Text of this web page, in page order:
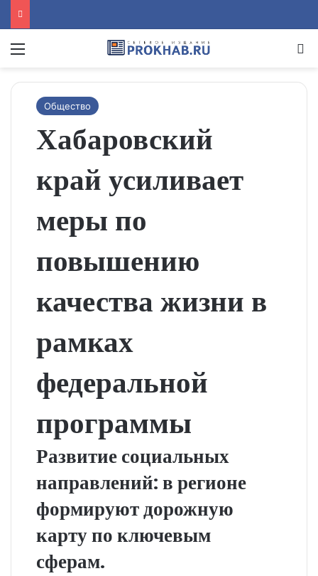
Menu
Общество
Хабаровский
край усиливает
меры по
повышению
качества жизни в
рамках
федеральной
программы
Развитие социальных
направлений: в регионе
формируют дорожную
карту по ключевым
сферам.